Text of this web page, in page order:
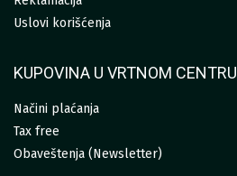
Uslovi korišćenja
KUPOVINA U VRTNOM CENTRU
Načini plaćanja
Tax free
Obaveštenja (Newsletter)